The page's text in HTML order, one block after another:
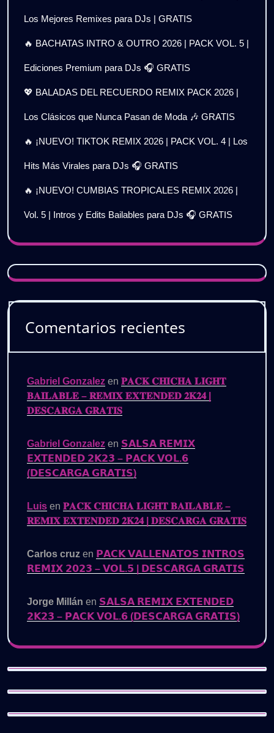
Los Mejores Remixes para DJs | GRATIS
🔥 BACHATAS INTRO & OUTRO 2026 | PACK VOL. 5 |
Ediciones Premium para DJs 🎧 GRATIS
💖 BALADAS DEL RECUERDO REMIX PACK 2026 |
Los Clásicos que Nunca Pasan de Moda 🎶 GRATIS
🔥 ¡NUEVO! TIKTOK REMIX 2026 | PACK VOL. 4 | Los
Hits Más Virales para DJs 🎧 GRATIS
🔥 ¡NUEVO! CUMBIAS TROPICALES REMIX 2026 |
Vol. 5 | Intros y Edits Bailables para DJs 🎧 GRATIS
Comentarios recientes
Gabriel Gonzalez en 𝐏𝐀𝐂𝐊 𝐂𝐇𝐈𝐂𝐇𝐀 𝐋𝐈𝐆𝐇𝐓
𝐁𝐀𝐈𝐋𝐀𝐁𝐋𝐄 – 𝐑𝐄𝐌𝐈𝐗 𝐄𝐗𝐓𝐄𝐍𝐃𝐄𝐃 𝟐𝐊𝟐𝟒 |
𝐃𝐄𝐒𝐂𝐀𝐑𝐆𝐀 𝐆𝐑𝐀𝐓𝐈𝐒
Gabriel Gonzalez en 𝗦𝗔𝗟𝗦𝗔 𝗥𝗘𝗠𝗜𝗫
𝗘𝗫𝗧𝗘𝗡𝗗𝗘𝗗 𝟮𝗞𝟮𝟯 – 𝗣𝗔𝗖𝗞 𝗩𝗢𝗟.𝟲
(𝗗𝗘𝗦𝗖𝗔𝗥𝗚𝗔 𝗚𝗥𝗔𝗧𝗜𝗦)
Luis en 𝐏𝐀𝐂𝐊 𝐂𝐇𝐈𝐂𝐇𝐀 𝐋𝐈𝐆𝐇𝐓 𝐁𝐀𝐈𝐋𝐀𝐁𝐋𝐄 –
𝐑𝐄𝐌𝐈𝐗 𝐄𝐗𝐓𝐄𝐍𝐃𝐄𝐃 𝟐𝐊𝟐𝟒 | 𝐃𝐄𝐒𝐂𝐀𝐑𝐆𝐀 𝐆𝐑𝐀𝐓𝐈𝐒
Carlos cruz en 𝗣𝗔𝗖𝗞 𝗩𝗔𝗟𝗟𝗘𝗡𝗔𝗧𝗢𝗦 𝗜𝗡𝗧𝗥𝗢𝗦
𝗥𝗘𝗠𝗜𝗫 𝟮𝟬𝟮𝟯 – 𝗩𝗢𝗟.𝟱 | 𝗗𝗘𝗦𝗖𝗔𝗥𝗚𝗔 𝗚𝗥𝗔𝗧𝗜𝗦
Jorge Millán en 𝗦𝗔𝗟𝗦𝗔 𝗥𝗘𝗠𝗜𝗫 𝗘𝗫𝗧𝗘𝗡𝗗𝗘𝗗
𝟮𝗞𝟮𝟯 – 𝗣𝗔𝗖𝗞 𝗩𝗢𝗟.𝟲 (𝗗𝗘𝗦𝗖𝗔𝗥𝗚𝗔 𝗚𝗥𝗔𝗧𝗜𝗦)